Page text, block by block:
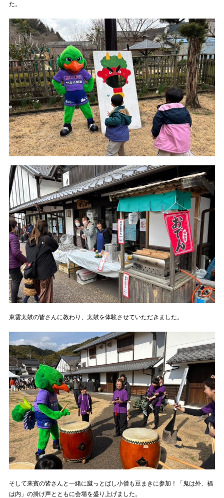
た。
東雲太鼓の皆さんに教わり、太鼓を体験させていただきました。
そして来賓の皆さんと一緒に蹴っとばし小僧も豆まきに参加！「鬼は外、福
は内」の掛け声とともに会場を盛り上げました。